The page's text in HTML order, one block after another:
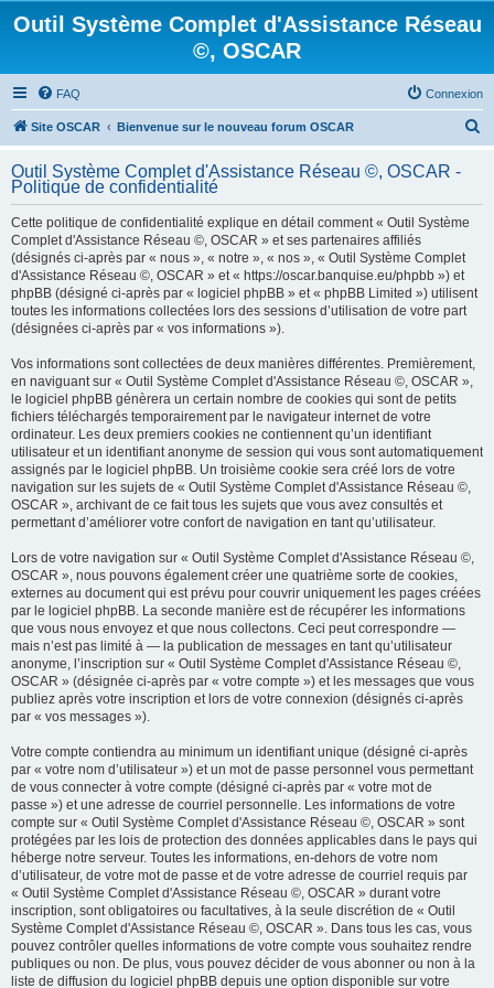
Outil Système Complet d'Assistance Réseau
©, OSCAR
FAQ Connexion
Site OSCAR Bienvenue sur le nouveau forum OSCAR
h
Outil Système Complet d'Assistance Réseau ©, OSCAR -
Politique de confidentialité
Cette politique de confidentialité explique en détail comment « Outil Système
Complet d'Assistance Réseau ©, OSCAR » et ses partenaires affiliés
(désignés ci-après par « nous », « notre », « nos », « Outil Système Complet
d'Assistance Réseau ©, OSCAR » et « https://oscar.banquise.eu/phpbb ») et
phpBB (désigné ci-après par « logiciel phpBB » et « phpBB Limited ») utilisent
toutes les informations collectées lors des sessions d’utilisation de votre part
(désignées ci-après par « vos informations »).
Vos informations sont collectées de deux manières différentes. Premièrement,
en naviguant sur « Outil Système Complet d'Assistance Réseau ©, OSCAR »,
le logiciel phpBB génèrera un certain nombre de cookies qui sont de petits
fichiers téléchargés temporairement par le navigateur internet de votre
ordinateur. Les deux premiers cookies ne contiennent qu’un identifiant
utilisateur et un identifiant anonyme de session qui vous sont automatiquement
assignés par le logiciel phpBB. Un troisième cookie sera créé lors de votre
navigation sur les sujets de « Outil Système Complet d'Assistance Réseau ©,
OSCAR », archivant de ce fait tous les sujets que vous avez consultés et
permettant d’améliorer votre confort de navigation en tant qu’utilisateur.
Lors de votre navigation sur « Outil Système Complet d'Assistance Réseau ©,
OSCAR », nous pouvons également créer une quatrième sorte de cookies,
externes au document qui est prévu pour couvrir uniquement les pages créées
par le logiciel phpBB. La seconde manière est de récupérer les informations
que vous nous envoyez et que nous collectons. Ceci peut correspondre —
mais n’est pas limité à — la publication de messages en tant qu’utilisateur
anonyme, l’inscription sur « Outil Système Complet d'Assistance Réseau ©,
OSCAR » (désignée ci-après par « votre compte ») et les messages que vous
publiez après votre inscription et lors de votre connexion (désignés ci-après
par « vos messages »).
Votre compte contiendra au minimum un identifiant unique (désigné ci-après
par « votre nom d’utilisateur ») et un mot de passe personnel vous permettant
de vous connecter à votre compte (désigné ci-après par « votre mot de
passe ») et une adresse de courriel personnelle. Les informations de votre
compte sur « Outil Système Complet d'Assistance Réseau ©, OSCAR » sont
protégées par les lois de protection des données applicables dans le pays qui
héberge notre serveur. Toutes les informations, en-dehors de votre nom
d’utilisateur, de votre mot de passe et de votre adresse de courriel requis par
« Outil Système Complet d'Assistance Réseau ©, OSCAR » durant votre
inscription, sont obligatoires ou facultatives, à la seule discrétion de « Outil
Système Complet d'Assistance Réseau ©, OSCAR ». Dans tous les cas, vous
pouvez contrôler quelles informations de votre compte vous souhaitez rendre
publiques ou non. De plus, vous pouvez décider de vous abonner ou non à la
liste de diffusion du logiciel phpBB depuis une option disponible sur votre